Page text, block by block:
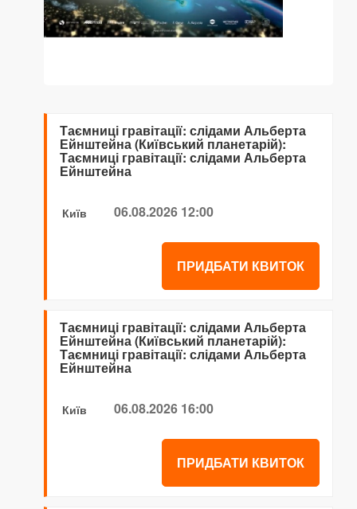
Таємниці гравітації: слідами Альберта
Ейнштейна (Київський планетарій):
Таємниці гравітації: слідами Альберта
Ейнштейна
Київ 06.08.2026 12:00
ПРИДБАТИ КВИТОК
Таємниці гравітації: слідами Альберта
Ейнштейна (Київський планетарій):
Таємниці гравітації: слідами Альберта
Ейнштейна
Київ 06.08.2026 16:00
ПРИДБАТИ КВИТОК